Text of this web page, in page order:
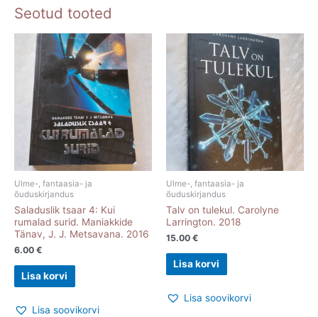
kogus
Seotud tooted
Ulme-, fantaasia- ja
õuduskirjandus
Saladuslik tsaar 4: Kui
rumalad surid. Maniakkide
Tänav, J. J. Metsavana. 2016
6.00 €
Lisa korvi
Lisa soovikorvi
Ulme-, fantaasia- ja
õuduskirjandus
Talv on tulekul. Carolyne
Larrington. 2018
15.00 €
Lisa korvi
Lisa soovikorvi